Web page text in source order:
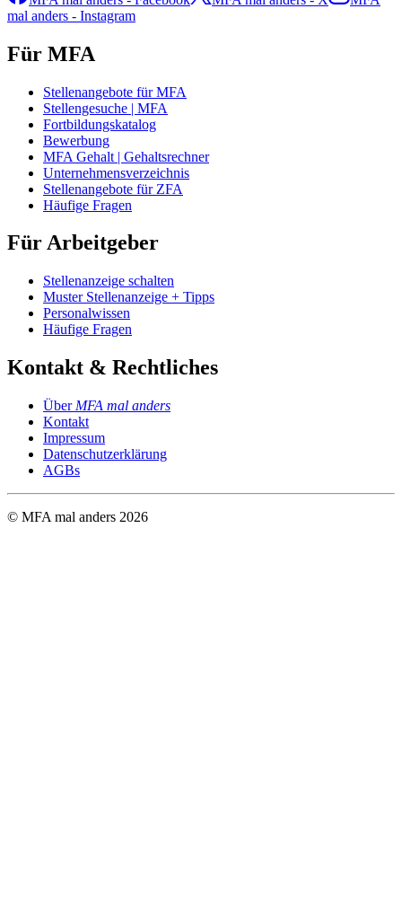
mal anders - Instagram
Für MFA
Stellenangebote für MFA
Stellengesuche | MFA
Fortbildungskatalog
Bewerbung
MFA Gehalt | Gehaltsrechner
Unternehmensverzeichnis
Stellenangebote für ZFA
Häufige Fragen
Für Arbeitgeber
Stellenanzeige schalten
Muster Stellenanzeige + Tipps
Personalwissen
Häufige Fragen
Kontakt & Rechtliches
Über MFA mal anders
Kontakt
Impressum
Datenschutzerklärung
AGBs
© MFA mal anders 2026